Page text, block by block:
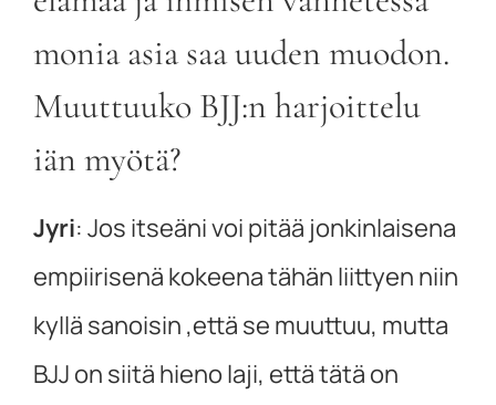
monia asia saa uuden muodon.
Muuttuuko BJJ:n harjoittelu
iän myötä?
Jyri: Jos itseäni voi pitää jonkinlaisena
empiirisenä kokeena tähän liittyen niin
kyllä sanoisin ,että se muuttuu, mutta
BJJ on siitä hieno laji, että tätä on